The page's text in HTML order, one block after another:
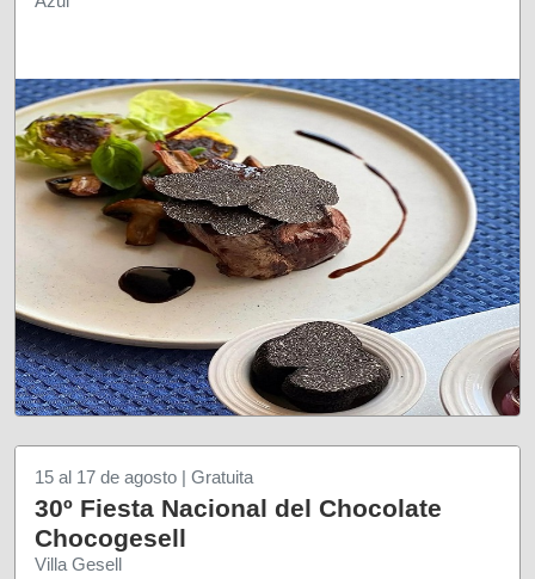
15 al 17 de agosto | Gratuita
30º Fiesta Nacional del Chocolate
Chocogesell
Villa Gesell